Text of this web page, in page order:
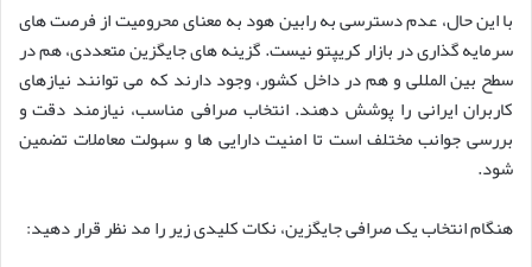
با این حال، عدم دسترسی به رابین هود به معنای محرومیت از فرصت های
سرمایه گذاری در بازار کریپتو نیست. گزینه های جایگزین متعددی، هم در
سطح بین المللی و هم در داخل کشور، وجود دارند که می توانند نیازهای
کاربران ایرانی را پوشش دهند. انتخاب صرافی مناسب، نیازمند دقت و
بررسی جوانب مختلف است تا امنیت دارایی ها و سهولت معاملات تضمین
شود.
هنگام انتخاب یک صرافی جایگزین، نکات کلیدی زیر را مد نظر قرار دهید: